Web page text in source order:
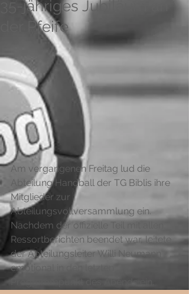
35-jähriges Jubiläum an
der Pfeife
Am vergangenen Freitag lud die
Abteilung Handball der TG Biblis ihre
Mitglieder zur
Abteilungsvollversammlung ein.
Nachdem der offizielle Teil mit allen
Ressortberichten beendet war, leitete
der Abteilungsleiter Willi Neumann
emotional in den letzten
Programmpunkt des Abends ein.